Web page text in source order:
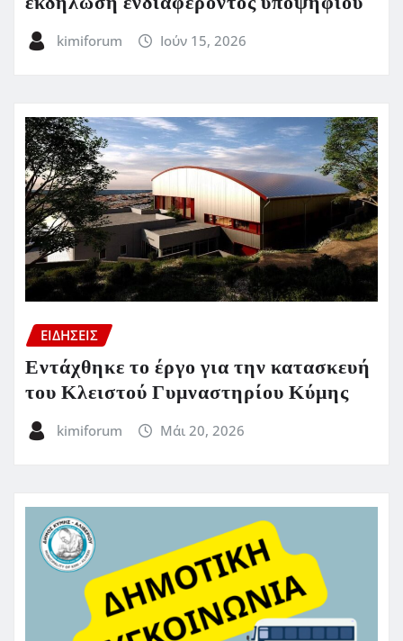
kimiforum Ιούν 15, 2026
ΕΙΔΗΣΕΙΣ
Εντάχθηκε το έργο για την κατασκευή
του Κλειστού Γυμναστηρίου Κύμης
kimiforum Μάι 20, 2026